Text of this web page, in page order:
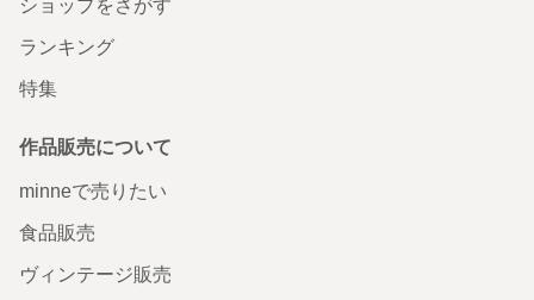
ショップをさがす
ランキング
特集
作品販売について
minneで売りたい
食品販売
ヴィンテージ販売